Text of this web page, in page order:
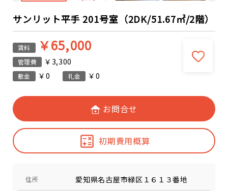
サンリット平手 201号室（2DK/51.67㎡/2階）
賃料 ￥65,000
管理費 ￥3,300
敷金 ￥0 礼金 ￥0
お問合せ
初期費用概算
住所 愛知県名古屋市緑区１６１３番地